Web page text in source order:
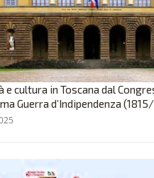
e cultura in Toscana dal
Guerra d’Indipendenza